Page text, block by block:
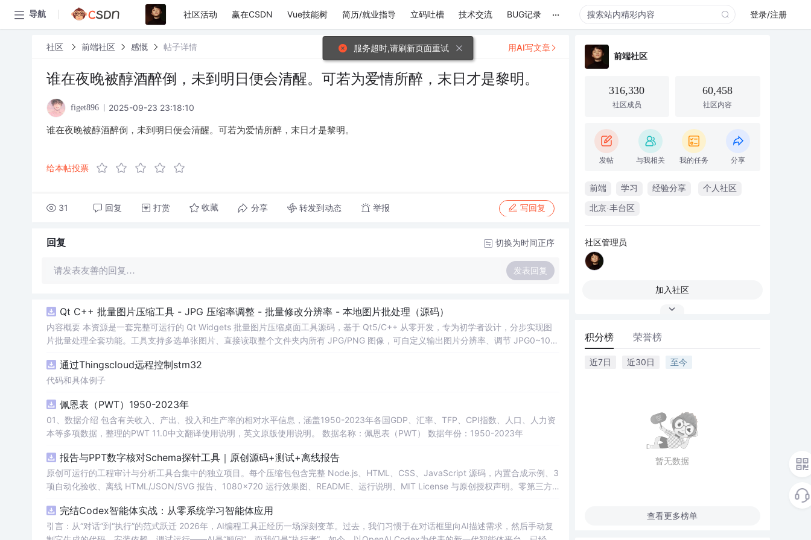
导航 社区活动 赢在CSDN Vue技能树 简历/就业指导 立码吐槽 技术交流 BUG记录 ... 登录/注册
社区 前端社区 感慨 帖子详情
谁在夜晚被醇酒醉倒，未到明日便会清醒。可若为爱情所醉，末日才是黎明。
figet896 2025-09-23 23:18:10
谁在夜晚被醇酒醉倒，未到明日便会清醒。可若为爱情所醉，末日才是黎明。
给本帖投票
31 回复 打赏 收藏 分享 转发到动态 举报 写回复
用AI写文章
回复 切换为时间正序
请发表友善的回复… 发表回复
Qt C++ 批量图片压缩工具 - JPG 压缩率调整 - 批量修改分辨率 - 本地图片批处理（源码）
内容概要 本资源是一套完整可运行的 Qt Widgets 批量图片压缩桌面工具源码，基于 Qt5/C++ 从零开发，专为初学者设计，分步实现图
片批量处理全套功能。工具支持多选单张图片、直接读取整个文件夹内所有 JPG/PNG 图像，可自定义输出图片分辨率、调节 JPG0~100
示压缩效果。 适用人群 Qt/C++ 零基础初学者，学习 QImage 图像绘图、文件目录遍历、UI 交互开发； 需要本地批量处理图片的办公、
设计、自媒体从业者； 想要学习图片缩放、JPG 压缩、本地文件 IO、进度条交互的开发学习者。 使用场景 自媒体批量压缩配图，降低图
QImage 缩放保存、QSlider 参数联动、批量循环界面防卡顿、文件大小格式化转换全套 Qt 图像开发实战案例。 工具核心功能清单 双模
式导入图片：手动多选单张图片 / 一键读取整个文件夹全部图片； 自定义输出宽高分辨率，支持锁定原始宽高比，避免图片拉伸变形； 滑
块调节 JPG 压缩质量 0~100，平衡图片清晰度与文件占用大小； 自定义输出保存目录，批量生成压缩后的图片文件； 实时进度条展示处
数、成功数量、单张大小对比、整体压缩节省空间比例； 完整模块化代码，功能拆分清晰，每段代码附带详细注释，新手可分步拆解学
习。 其他说明 开发环境：Qt Creator + Qt5.15 MSVC，Windows 平台可直接编译运行； 源码结构清晰，功能
通过Thingscloud远程控制stm32
代码和具体例子
佩恩表（PWT）1950-2023年
01、数据介绍 包含有关收入、产出、投入和生产率的相对水平信息，涵盖1950-2023年各国GDP、汇率、TFP、CPI指数、人口、人力资
本等多项数据，整理的PWT 11.0中文翻译使用说明，英文原版使用说明。 数据名称：佩恩表（PWT） 数据年份：1950-2023年
报告与PPT数字核对Schema探针工具｜原创源码+测试+离线报告
原创可运行的工程审计与分析工具合集中的独立项目。每个压缩包包含完整 Node.js、HTML、CSS、JavaScript 源码，内置合成示例、3
项自动化验收、离线 HTML/JSON/SVG 报告、1080×720 运行效果图、README、运行说明、MIT License 与原创授权声明。零第三方
示与二次开发。运行方法：Node.js 18+ 下执行 npm test 与 npm run report，或启动静态服务器打开 index.html。
完结Codex智能体实战：从零系统学习智能体应用
引言：从“对话”到“执行”的范式跃迁 2026年，AI编程工具正经历一场深刻变革。过去，我们习惯于在对话框里向AI描述需求，然后手动复
前端社区
316,330
社区成员
60,458
社区内容
发帖 与我相关 我的任务 分享
前端 学习 经验分享 个人社区
北京·丰台区
社区管理员
加入社区
积分榜 荣誉榜
近7日 近30日 至今
暂无数据
查看更多榜单
服务超时,请刷新页面重试